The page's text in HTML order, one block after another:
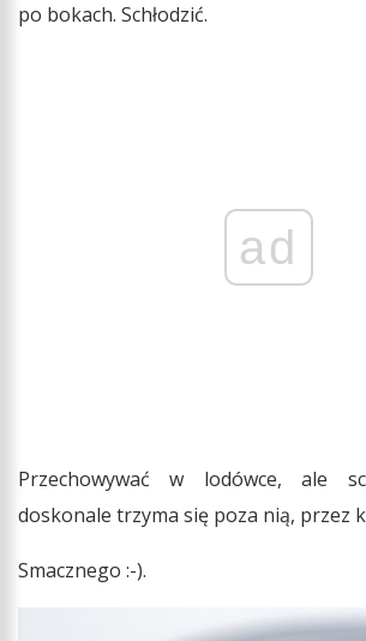
po bokach. Schłodzić.
ad
Przechowywać w lodówce, ale
doskonale trzyma się poza nią, przez
Smacznego :-).